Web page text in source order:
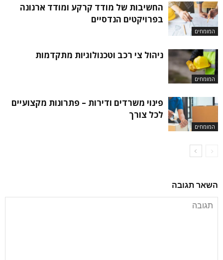
המומחים
החשיבות של מודד קרקע ומודד ארנונה
בפרויקטים הנדסיים
המומחים
ניהול צי רכב וטכנולוגיות מתקדמות
המומחים
פינוי משרדים ודירות – פתרונות מקצועיים
לכל צורך
השאר תגובה